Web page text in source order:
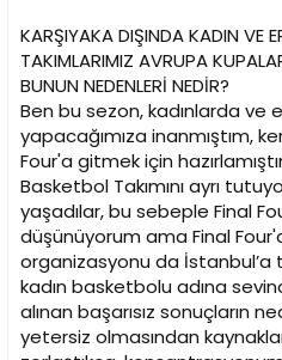
KARŞIYAKA DIŞINDA KADIN VE
TAKIMLARIMIZ AVRUPA
BUNUN NEDENLERİ NEDİR?
Ben bu sezon, kadınlarda ve
yapacağımıza inanmıştım,
Four'a gitmek için
Basketbol Takımını ayrı
yaşadılar, bu sebeple Final
düşünüyorum ama Final
organizasyonu da İstanbul’a
kadın basketbolu adına
alınan başarısız sonuçların
yetersiz olmasından